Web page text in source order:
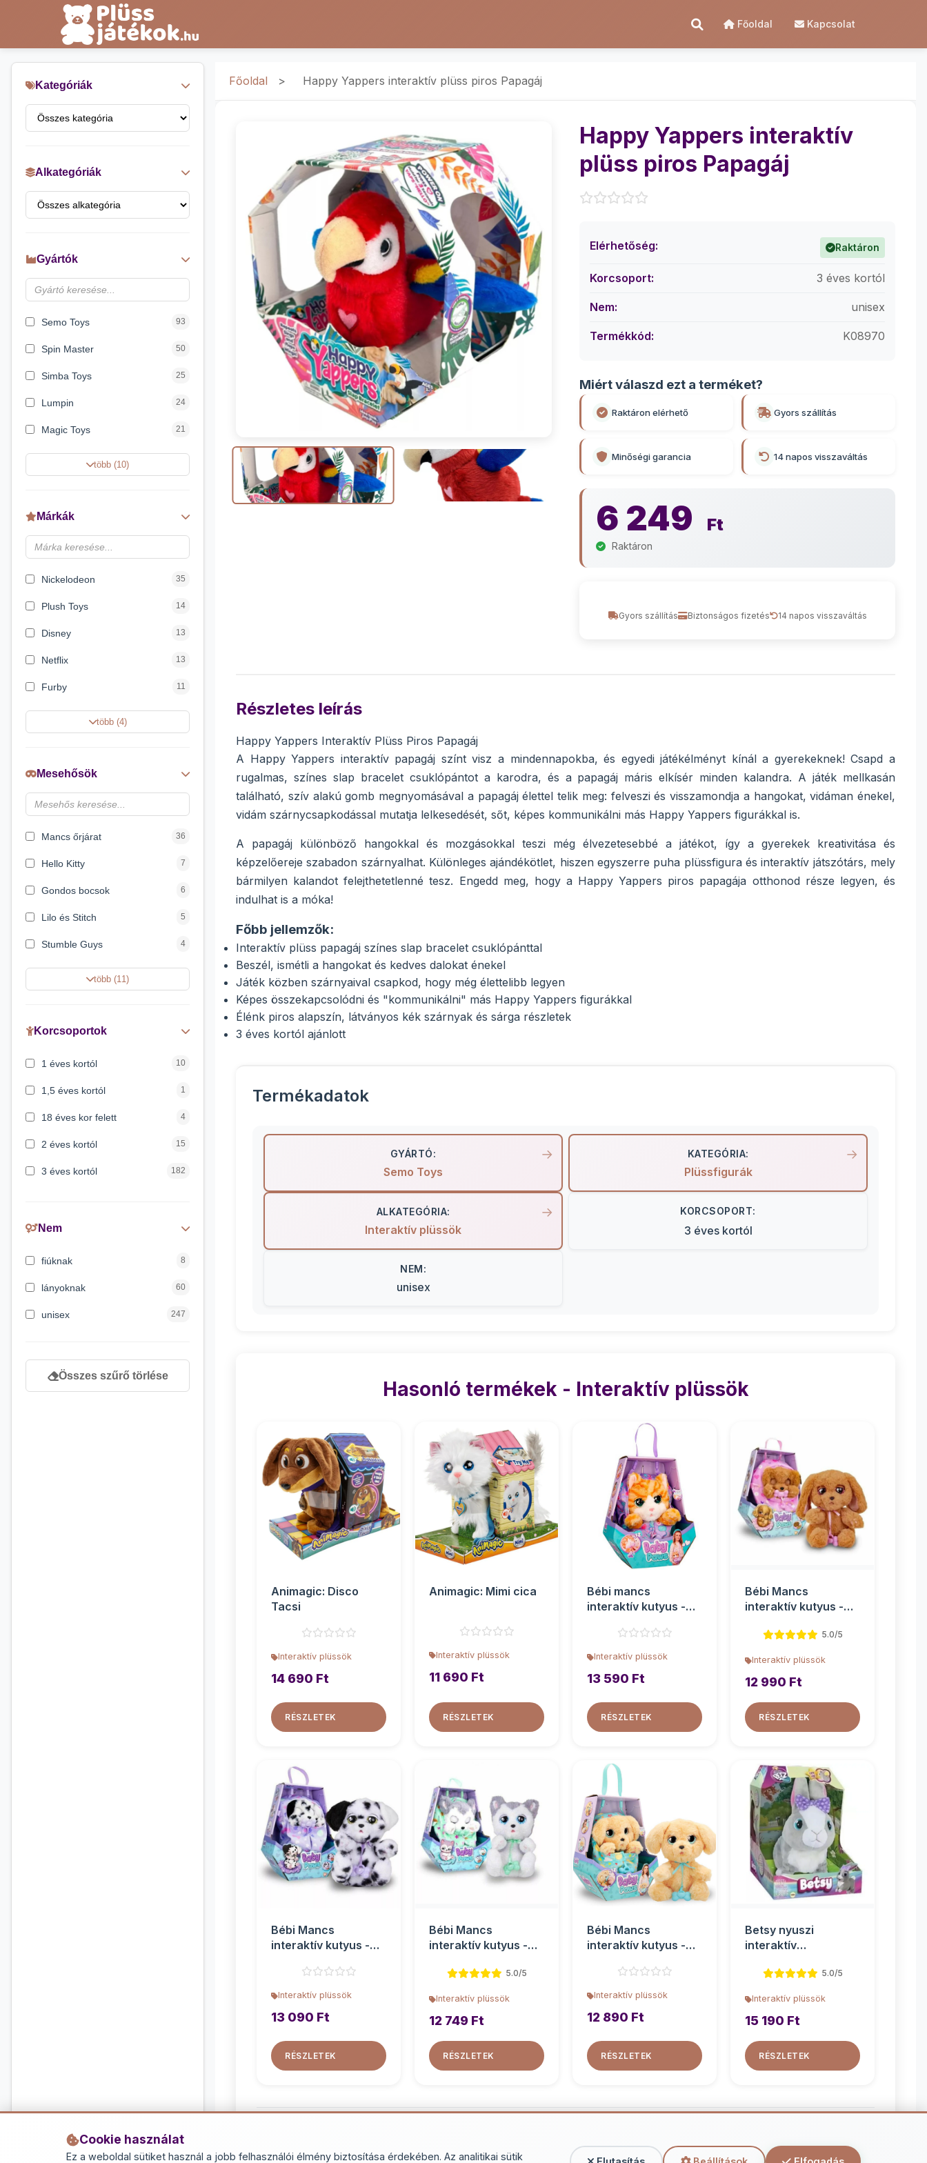
Cookie használat
Ez a weboldal sütiket használ a jobb felhasználói élmény biztosítása érdekében. Az analitikai sütik
Főoldal Kapcsolat
Kategóriák
Alkategóriák
Gyártók
Semo Toys 93
Spin Master 50
Simba Toys 25
Lumpin 24
Magic Toys 21
MGA Entertainment 21
Zuru
Clementoni 11
több (10)
Márkák
Nickelodeon 35
Plush Toys 14
Disney 13
Netflix 13
Furby 11
Little Live Pets 5
Nicotoy
Barbie 2
több (4)
Mesehősök
Mancs őrjárat 36
Hello Kitty 7
Gondos bocsok 6
Lilo és Stitch 5
Stumble Guys 4
Dóra a felfedező 4
több (11)
Korcsoportok
1 éves kortól 10
1,5 éves kortól 1
18 éves kor felett 4
2 éves kortól 15
3 éves kortól 182
5 évess kortól 21
Nem
fiúknak 8
lányoknak 60
unisex 247
Összes szűrő törlése
Főoldal > Happy Yappers interaktív plüss piros Papagáj
Happy Yappers interaktív
plüss piros Papagáj
Elérhetőség: Raktáron
Korcsoport: 3 éves kortól
Nem: unisex
Termékkód: K08970
Miért válaszd ezt a terméket?
Raktáron elérhető Gyors szállítás
Minőségi garancia 14 napos visszaváltás
6 249 Ft
Raktáron
Gyors szállítás Biztonságos fizetés 14 napos visszaváltás
Részletes leírás
Happy Yappers Interaktív Plüss Piros Papagáj
A Happy Yappers interaktív papagáj színt visz a mindennapokba, és egyedi játékélményt kínál a gyerekeknek! Csapd a
rugalmas, színes slap bracelet csuklópántot a karodra, és a papagáj máris elkísér minden kalandra. A játék mellkasán
található, szív alakú gomb megnyomásával a papagáj élettel telik meg: felveszi és visszamondja a hangokat, vidáman énekel,
vidám szárnycsapkodással mutatja lelkesedését, sőt, képes kommunikálni más Happy Yappers figurákkal is.
A papagáj különböző hangokkal és mozgásokkal teszi még élvezetesebbé a játékot, így a gyerekek kreativitása és
képzelőereje szabadon szárnyalhat. Különleges ajándékötlet, hiszen egyszerre puha plüssfigura és interaktív játszótárs, mely
bármilyen kalandot felejthetetlenné tesz. Engedd meg, hogy a Happy Yappers piros papagája otthonod része legyen, és
indulhat is a móka!
Főbb jellemzők:
Interaktív plüss papagáj színes slap bracelet csuklópánttal
Beszél, ismétli a hangokat és kedves dalokat énekel
Játék közben szárnyaival csapkod, hogy még élettelibb legyen
Képes összekapcsolódni és "kommunikálni" más Happy Yappers figurákkal
Élénk piros alapszín, látványos kék szárnyak és sárga részletek
3 éves kortól ajánlott
Termékadatok
GYÁRTÓ:
Semo Toys
KATEGÓRIA:
Plüssfigurák
ALKATEGÓRIA:
Interaktív plüssök
KORCSOPORT:
3 éves kortól
NEM:
unisex
Hasonló termékek - Interaktív plüssök
Animagic: Disco
Tacsi
Interaktív plüssök
14 690 Ft
RÉSZLETEK
Animagic: Mimi cica
Interaktív plüssök
11 690 Ft
RÉSZLETEK
Bébi mancs
interaktív kutyus -
Interaktív plüssök
13 590 Ft
RÉSZLETEK
Bébi Mancs
interaktív kutyus -
5.0/5
Interaktív plüssök
12 990 Ft
RÉSZLETEK
Bébi Mancs
interaktív kutyus -
Interaktív plüssök
13 090 Ft
RÉSZLETEK
Bébi Mancs
interaktív kutyus -
5.0/5
Interaktív plüssök
12 749 Ft
RÉSZLETEK
Bébi Mancs
interaktív kutyus -
Interaktív plüssök
12 890 Ft
RÉSZLETEK
Betsy nyuszi
interaktív
5.0/5
Interaktív plüssök
15 190 Ft
RÉSZLETEK
További termékek - Interaktív plüssök